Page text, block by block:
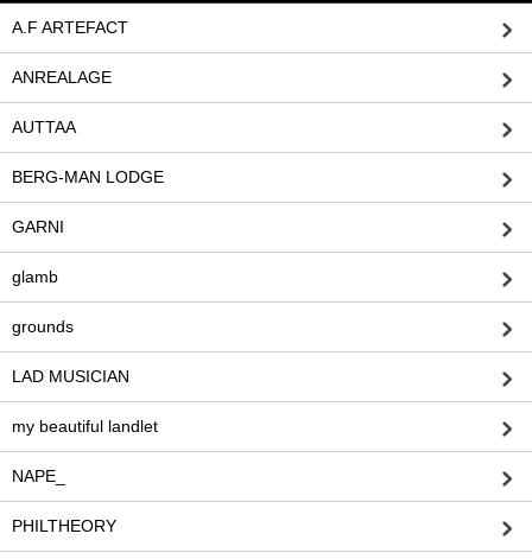
A.F ARTEFACT
ANREALAGE
AUTTAA
BERG-MAN LODGE
GARNI
glamb
grounds
LAD MUSICIAN
my beautiful landlet
NAPE_
PHILTHEORY